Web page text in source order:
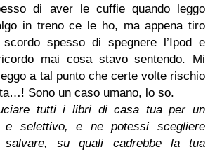
di aver le cuffie quando leggo
in treno ce le ho, ma appena tiro
spesso di spegnere l’Ipod e
mai cosa stavo sentendo. Mi
a tal punto che certe volte rischio
Sono un caso umano, lo so.
tutti i libri di casa tua per un
e selettivo, e ne potessi scegliere
su quali cadrebbe la tua